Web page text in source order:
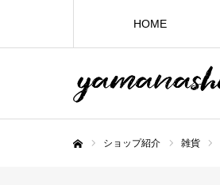
HOME
ショップ紹介 雑貨